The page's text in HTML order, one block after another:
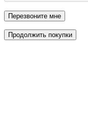
Перезвоните мне
Продолжить покупки